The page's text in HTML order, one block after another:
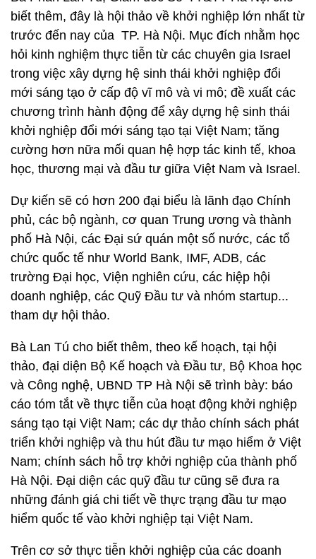
biết thêm, đây là hội thảo về khởi nghiệp lớn nhất từ
trước đến nay của TP. Hà Nội. Mục đích nhằm học
hỏi kinh nghiệm thực tiễn từ các chuyên gia Israel
trong việc xây dựng hệ sinh thái khởi nghiệp đổi
mới sáng tạo ở cấp độ vĩ mô và vi mô; đề xuất các
chương trình hành động để xây dựng hệ sinh thái
khởi nghiệp đổi mới sáng tạo tại Việt Nam; tăng
cường hơn nữa mối quan hệ hợp tác kinh tế, khoa
học, thương mại và đầu tư giữa Việt Nam và Israel.
Dự kiến sẽ có hơn 200 đại biểu là lãnh đạo Chính
phủ, các bộ ngành, cơ quan Trung ương và thành
phố Hà Nội, các Đại sứ quán một số nước, các tổ
chức quốc tế như World Bank, IMF, ADB, các
trường Đại học, Viện nghiên cứu, các hiệp hội
doanh nghiệp, các Quỹ Đầu tư và nhóm startup...
tham dự hội thảo.
Bà Lan Tú cho biết thêm, theo kế hoạch, tại hội
thảo, đại diện Bộ Kế hoạch và Đầu tư, Bộ Khoa học
và Công nghệ, UBND TP Hà Nội sẽ trình bày: báo
cáo tóm tắt về thực tiễn của hoạt động khởi nghiệp
sáng tạo tại Việt Nam; các dự thảo chính sách phát
triển khởi nghiệp và thu hút đầu tư mạo hiểm ở Việt
Nam; chính sách hỗ trợ khởi nghiệp của thành phố
Hà Nội. Đại diện các quỹ đầu tư cũng sẽ đưa ra
những đánh giá chi tiết về thực trạng đầu tư mạo
hiểm quốc tế vào khởi nghiệp tại Việt Nam.
Trên cơ sở thực tiễn khởi nghiệp của các doanh